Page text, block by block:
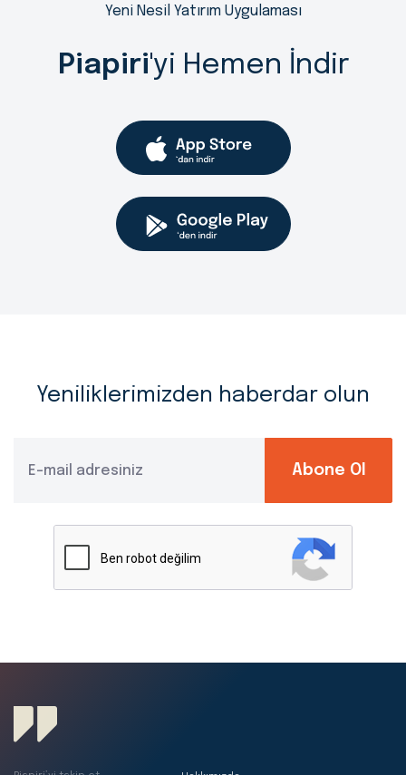
Yeni Nesil Yatırım Uygulaması
Piapiri'yi Hemen İndir
Yeniliklerimizden haberdar olun
Abone Ol